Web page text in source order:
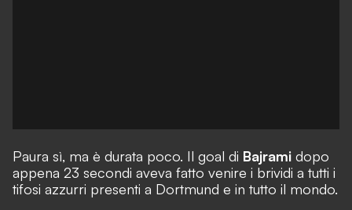
Paura sì, ma è durata poco. Il goal di Bajrami dopo
appena 23 secondi aveva fatto venire i brividi a tutti i
tifosi azzurri presenti a Dortmund e in tutto il mondo.